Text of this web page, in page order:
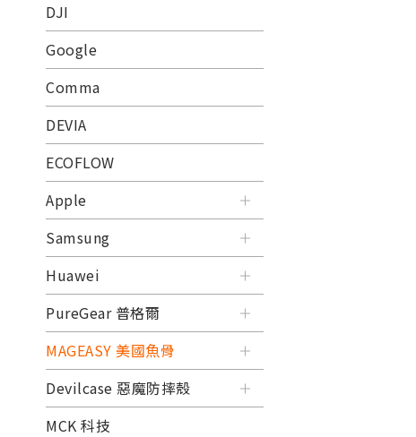
DJI
Google
Comma
DEVIA
ECOFLOW
Apple
Samsung
Huawei
PureGear 普格爾
MAGEASY 美國魚骨
Devilcase 惡魔防摔殼
MCK 科技